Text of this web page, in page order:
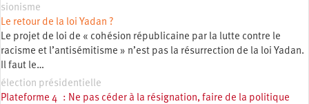
sionisme
Le retour de la loi Yadan ?
Le projet de loi de « cohésion républicaine par la lutte contre le
racisme et l’antisémitisme » n’est pas la résurrection de la loi Yadan.
Il faut le…
élection présidentielle
Plateforme 4 : Ne pas céder à la résignation, faire de la politique